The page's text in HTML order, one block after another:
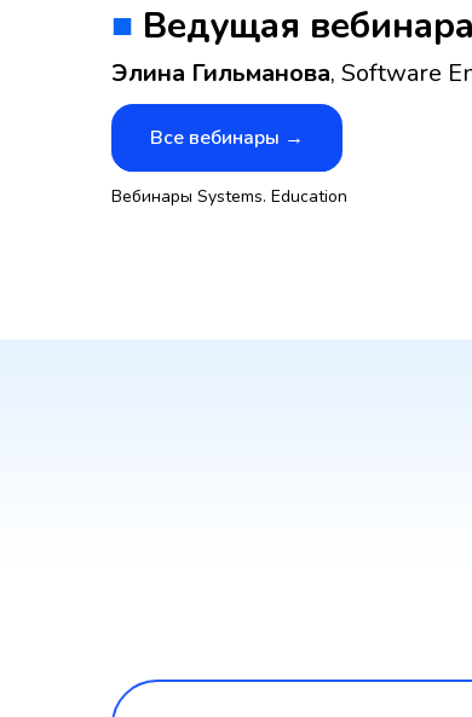
■ Ведущая вебинара
Элина Гильманова, Software
Все вебинары →
Вебинары Systems. Education